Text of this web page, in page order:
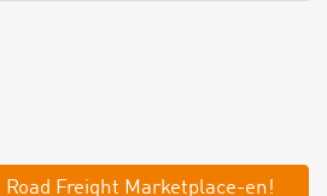
Road Freight Marketplace-en!